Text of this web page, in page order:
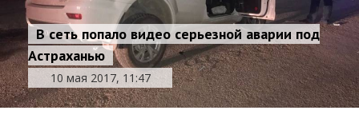
В сеть попало видео серьезной аварии под
Астраханью
10 мая 2017, 11:47